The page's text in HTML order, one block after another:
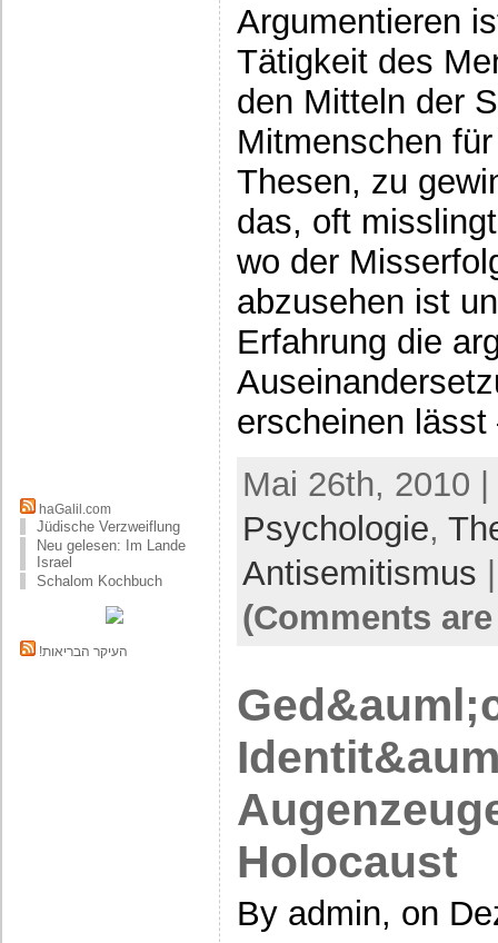
haGalil.com
Jüdische Verzweiflung
Neu gelesen: Im Lande
Israel
Schalom Kochbuch
!העיקר הבריאות
Argumentieren
Tätigkeit des
den Mitteln der
Mitmenschen
Thesen, zu
das, oft
wo der
abzusehen ist
Erfahrung die
erscheinen
Mai 26th, 2010
Psychologie,
Antisemitismus
(Comments
Holocaust
By admin, on